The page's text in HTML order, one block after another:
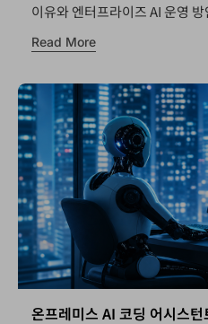
이유와 엔터프라이즈 AI 운영
Read More
온프레미스 AI 코딩 어시스